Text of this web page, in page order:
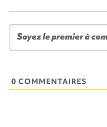
0 COMMENTAIRES